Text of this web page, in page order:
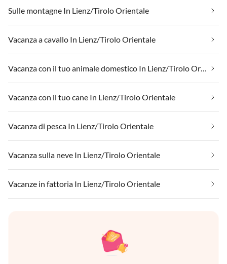
Sulle montagne In Lienz/Tirolo Orientale
Vacanza a cavallo In Lienz/Tirolo Orientale
Vacanza con il tuo animale domestico In Lienz/Tirolo Orientale
Vacanza con il tuo cane In Lienz/Tirolo Orientale
Vacanza di pesca In Lienz/Tirolo Orientale
Vacanza sulla neve In Lienz/Tirolo Orientale
Vacanze in fattoria In Lienz/Tirolo Orientale